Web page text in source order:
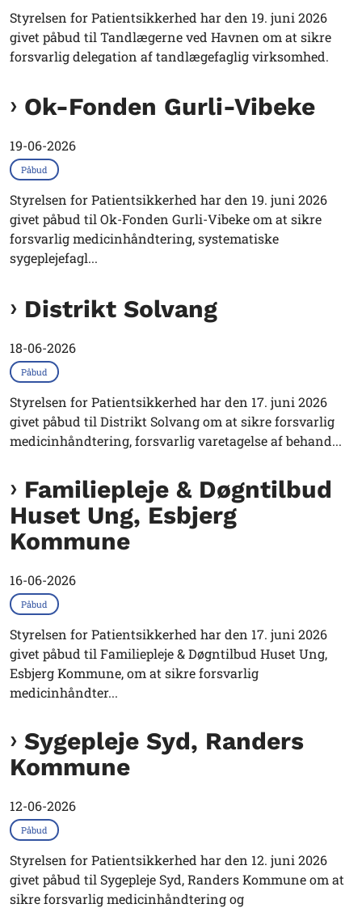
Styrelsen for Patientsikkerhed har den 19. juni 2026
givet påbud til Tandlægerne ved Havnen om at sikre
forsvarlig delegation af tandlægefaglig virksomhed.
Ok-Fonden Gurli-Vibeke
19-06-2026
Påbud
Styrelsen for Patientsikkerhed har den 19. juni 2026
givet påbud til Ok-Fonden Gurli-Vibeke om at sikre
forsvarlig medicinhåndtering, systematiske
sygeplejefagl...
Distrikt Solvang
18-06-2026
Påbud
Styrelsen for Patientsikkerhed har den 17. juni 2026
givet påbud til Distrikt Solvang om at sikre forsvarlig
medicinhåndtering, forsvarlig varetagelse af behand...
Familiepleje & Døgntilbud
Huset Ung, Esbjerg
Kommune
16-06-2026
Påbud
Styrelsen for Patientsikkerhed har den 17. juni 2026
givet påbud til Familiepleje & Døgntilbud Huset Ung,
Esbjerg Kommune, om at sikre forsvarlig
medicinhåndter...
Sygepleje Syd, Randers
Kommune
12-06-2026
Påbud
Styrelsen for Patientsikkerhed har den 12. juni 2026
givet påbud til Sygepleje Syd, Randers Kommune om at
sikre forsvarlig medicinhåndtering og